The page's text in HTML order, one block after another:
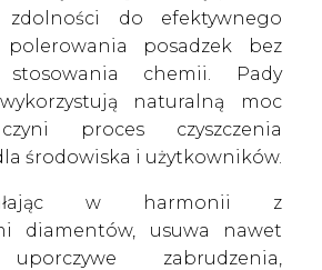
do efektywnego
polerowania posadzek bez
stosowania chemii. Pady
naturalną moc
proces czyszczenia
środowiska i użytkowników.
w harmonii z
diamentów, usuwa nawet
zabrudzenia,